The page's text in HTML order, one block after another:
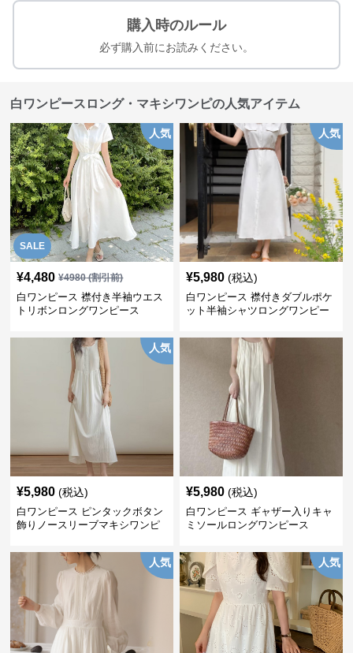
購入時のルール
必ず購入前にお読みください。
白ワンピースロング・マキシワンピの人気アイテム
SALE
人気
¥4,480 ¥4980(割引前)
白ワンピース 襟付き半袖ウエス
トリボンロングワンピース
人気
¥5,980 (税込)
白ワンピース 襟付きダブルポケ
ット半袖シャツロングワンピー
人気
¥5,980 (税込)
白ワンピース ピンタックボタン
飾りノースリーブマキシワンピ
¥5,980 (税込)
白ワンピース ギャザー入りキャ
ミソールロングワンピース
人気 人気